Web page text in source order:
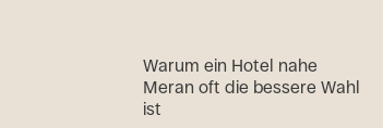
Warum ein Hote nahe
Meran oft d ie bessere Wahl
ist